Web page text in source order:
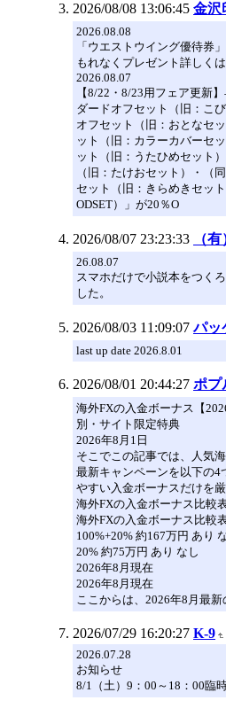
2026/08/08 13:06:45 金沢
2026.08.08
「ウエストウイング優待券
もれなくプレゼント詳しく
2026.08.07
【8/22・8/23用フェア更新
ダードオフセット（旧：こ
オフセット（旧：おとなセ
ット（旧：カラーカバーセ
ット（旧：うたひめセット
（旧：たけおセット）・（
セット（旧：きらめきセッ
ODSET）」が20％O
2026/08/07 23:23:33 （
26.08.07
スマホだけで小説本をつく
した。
2026/08/03 11:09:07 パッ
last up date 2026.8.01
2026/08/01 20:44:27 ポプ
海外FXの入金ボーナス【
別・サイト限定特典
2026年8月1日
そこでこの記事では、人気
最新キャンペーンを以下の
やすい入金ボーナスだけを
海外FXの入金ボーナス比較
海外FXの入金ボーナス比較
100%+20% 約167万円 あり
20% 約75万円 あり なし
2026年8月現在
2026年8月現在
ここからは、2026年8月最新
2026/07/29 16:20:27 K-9
2026.07.28
お知らせ
8/1（土）9：00～18：00臨